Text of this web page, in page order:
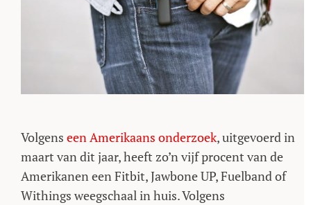
Volgens een Amerikaans onderzoek, uitgevoerd in
maart van dit jaar, heeft zo’n vijf procent van de
Amerikanen een Fitbit, Jawbone UP, Fuelband of
Withings weegschaal in huis. Volgens